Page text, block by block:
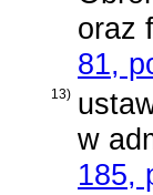
oraz
81,
13)
w
185,